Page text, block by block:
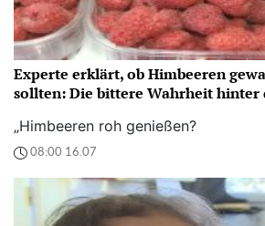
Experte erklärt, ob Himbeeren
sollten: Die bittere Wahrheit hinter
„Himbeeren roh genießen?
08:00 16.07